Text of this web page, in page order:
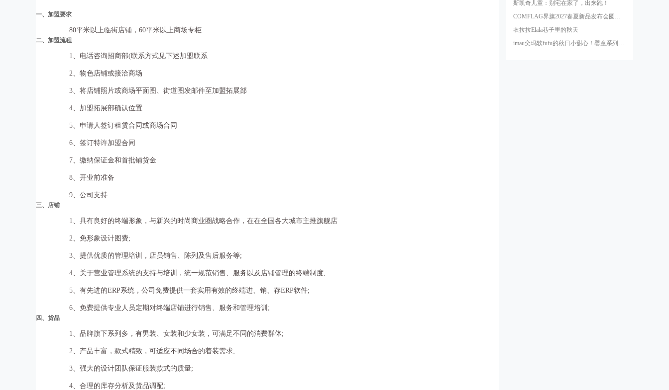
一、加盟要求
80平米以上临街店铺，60平米以上商场专柜
二、加盟流程
1、电话咨询招商部(联系方式见下述加盟联系
2、物色店铺或接洽商场
3、将店铺照片或商场平面图、街道图发邮件至加盟拓展部
4、加盟拓展部确认位置
5、申请人签订租赁合同或商场合同
6、签订特许加盟合同
7、缴纳保证金和首批铺货金
8、开业前准备
9、公司支持
三、店铺
1、具有良好的终端形象，与新兴的时尚商业圈战略合作，在在全国各大城市主推旗舰店
2、免形象设计图费;
3、提供优质的管理培训，店员销售、陈列及售后服务等;
4、关于营业管理系统的支持与培训，统一规范销售、服务以及店铺管理的终端制度;
5、有先进的ERP系统，公司免费提供一套实用有效的终端进、销、存ERP软件;
6、免费提供专业人员定期对终端店铺进行销售、服务和管理培训;
四、货品
1、品牌旗下系列多，有男装、女装和少女装，可满足不同的消费群体;
2、产品丰富，款式精致，可适应不同场合的着装需求;
3、强大的设计团队保证服装款式的质量;
4、合理的库存分析及货品调配;
斯凯奇儿童：别宅在家了，出来跑！
COMFLAG界旗2027春夏新品发布会圆满收官！
衣拉拉Elala巷子里的秋天
imau奕玛软fufu的秋日小甜心！婴童系列新品，想rua着穿～